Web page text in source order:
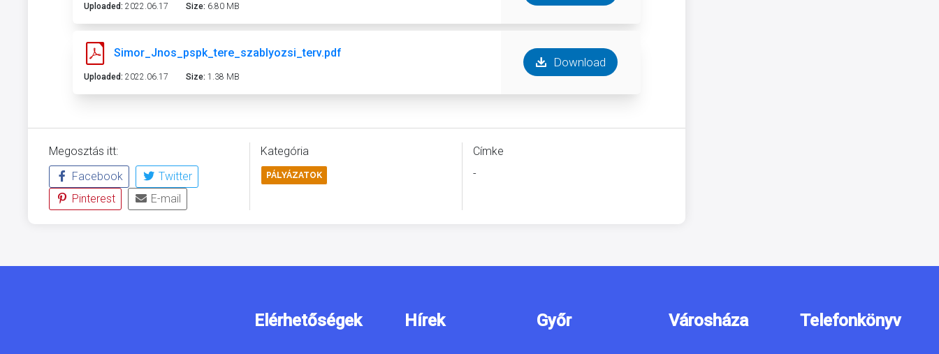
Uploaded: 2022.06.17 Size: 6.80 MB
Simor_Jnos_pspk_tere_szablyozsi_terv.pdf
Uploaded: 2022.06.17 Size: 1.38 MB
Download
Megosztás itt:
Facebook
Twitter
Pinterest
E-mail
Kategória
PÁLYÁZATOK
Címke
-
Elérhetőségek Hírek Győr Városháza Telefonkönyv